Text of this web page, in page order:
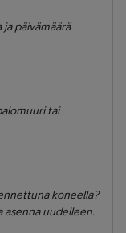
päivämäärä
tai
koneella?
asenna uudelleen.